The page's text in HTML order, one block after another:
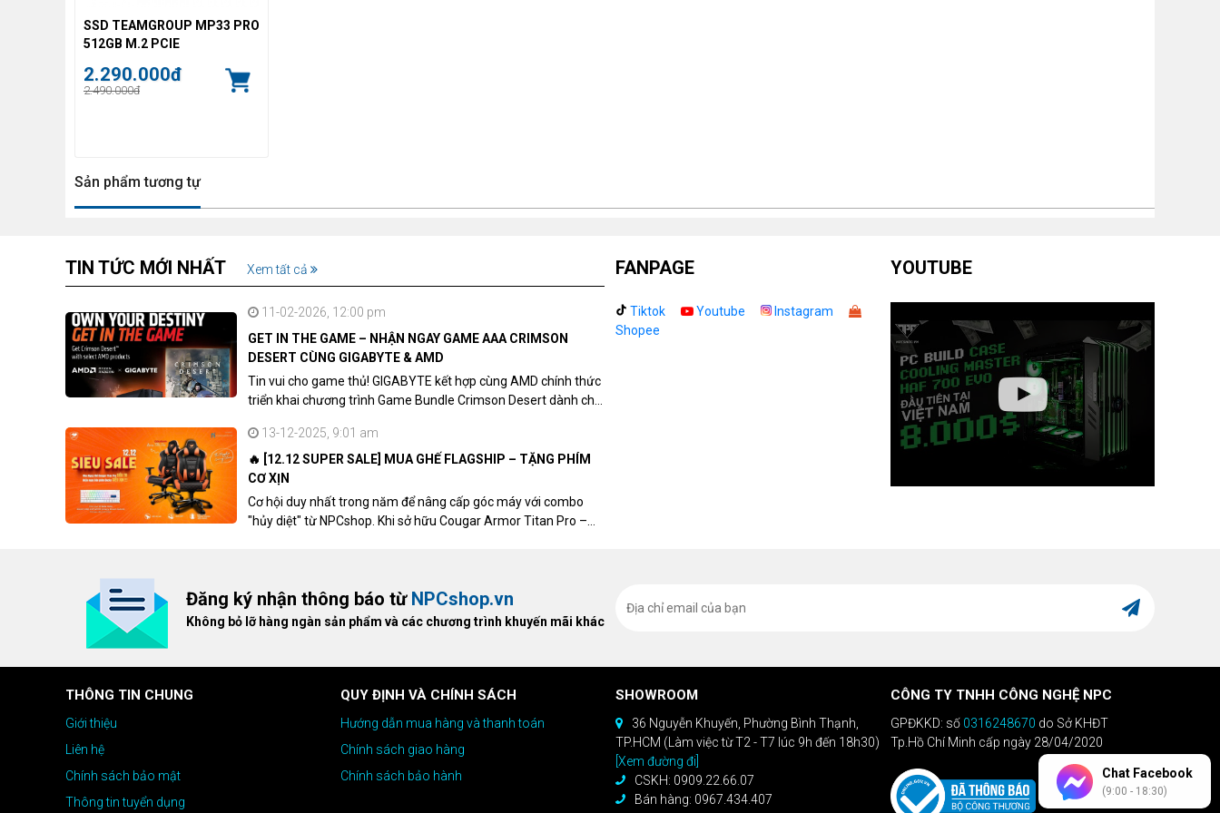
SSD TEAMGROUP MP33 PRO
512GB M.2 PCIE
2.290.000đ
2.490.000đ
Sản phẩm tương tự
TIN TỨC MỚI NHẤT Xem tất cả
11-02-2026, 12:00 pm
GET IN THE GAME – NHẬN NGAY GAME AAA CRIMSON
DESERT CÙNG GIGABYTE & AMD
Tin vui cho game thủ! GIGABYTE kết hợp cùng AMD chính thức
triển khai chương trình Game Bundle Crimson Desert dành cho
13-12-2025, 9:01 am
🔥 [12.12 SUPER SALE] MUA GHẾ FLAGSHIP – TẶNG PHÍM
CƠ XỊN
Cơ hội duy nhất trong năm để nâng cấp góc máy với combo
"hủy diệt" từ NPCshop. Khi sở hữu Cougar Armor Titan Pro –
FANPAGE
Tiktok Youtube
Instagram
Shopee
YOUTUBE
Đăng ký nhận thông báo từ NPCshop.vn
Không bỏ lỡ hàng ngàn sản phẩm và các chương trình khuyến mãi khác
THÔNG TIN CHUNG
Giới thiệu
Liên hệ
Chính sách bảo mật
Thông tin tuyển dụng
QUY ĐỊNH VÀ CHÍNH SÁCH
Hướng dẫn mua hàng và thanh toán
Chính sách giao hàng
Chính sách bảo hành
SHOWROOM
36 Nguyễn Khuyến, Phường Bình Thạnh,
TP.HCM (Làm việc từ T2 - T7 lúc 9h đến 18h30)
[Xem đường đi]
CSKH: 0909.22.66.07
Bán hàng: 0967.434.407
CÔNG TY TNHH CÔNG NGHỆ NPC
GPĐKKD: số 0316248670 do Sở KHĐT
Tp.Hồ Chí Minh cấp ngày 28/04/2020
Chat Facebook
(9:00 - 18:30)